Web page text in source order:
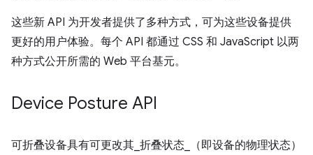
这些新 API 为开发者提供了多种方式，可为这些设备提供
更好的用户体验。每个 API 都通过 CSS 和 JavaScript 以两
种方式公开所需的 Web 平台基元。
Device Posture API
可折叠设备具有可更改其_折叠状态_（即设备的物理状态）